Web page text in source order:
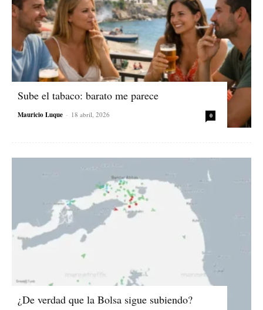
Sube el tabaco: barato me parece
Mauricio Luque - 18 abril, 2026 0
¿De verdad que la Bolsa sigue subiendo?